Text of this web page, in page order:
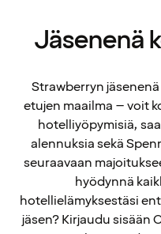
Jäsenenä
Strawberryn
etujen maailma – voit
hotelliyöpymisiä,
alennuksia sekä
seuraavaan
hyödynnä
hotellielämyksestäsi
jäsen? Kirjaudu sisään